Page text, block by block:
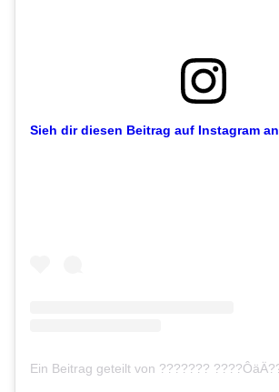
Sieh dir diesen Beitrag auf Instagram an